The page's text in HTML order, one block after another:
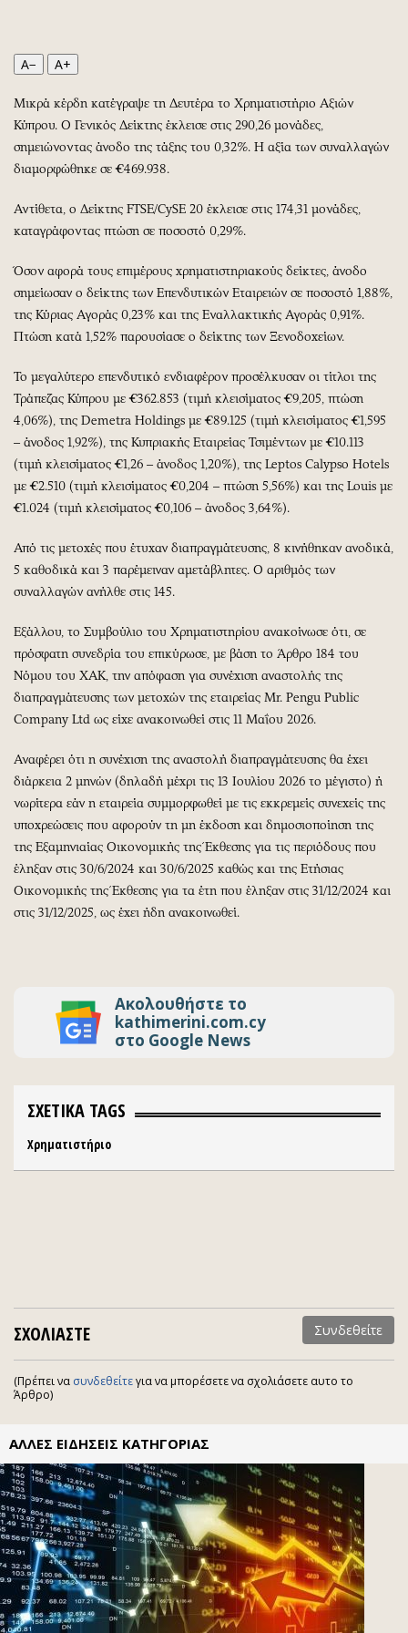
Κόσμος
Πολιτισμός
Σινεμά
Θέατρο-Χορός
Εικαστικά
Βιβλίο
Χειρόγραφα
Εκπομπές
Wine routes
Προσφορές
Προσωπικότητες στην ''Κ''
Επιστολές
A− A+
Μικρά κέρδη κατέγραψε τη Δευτέρα το Χρηματιστήριο Αξιών
Κύπρου. Ο Γενικός Δείκτης έκλεισε στις 290,26 μονάδες,
σημειώνοντας άνοδο της τάξης του 0,32%. Η αξία των συναλλαγών
διαμορφώθηκε σε €469.938.
Αντίθετα, ο Δείκτης FTSE/CySE 20 έκλεισε στις 174,31 μονάδες,
καταγράφοντας πτώση σε ποσοστό 0,29%.
Όσον αφορά τους επιμέρους χρηματιστηριακούς δείκτες, άνοδο
σημείωσαν ο δείκτης των Επενδυτικών Εταιρειών σε ποσοστό 1,88%,
της Κύριας Αγοράς 0,23% και της Εναλλακτικής Αγοράς 0,91%.
Πτώση κατά 1,52% παρουσίασε ο δείκτης των Ξενοδοχείων.
Το μεγαλύτερο επενδυτικό ενδιαφέρον προσέλκυσαν οι τίτλοι της
Τράπεζας Κύπρου με €362.853 (τιμή κλεισίματος €9,205, πτώση
4,06%), της Demetra Holdings με €89.125 (τιμή κλεισίματος €1,595
– άνοδος 1,92%), της Κυπριακής Εταιρείας Τσιμέντων με €10.113
(τιμή κλεισίματος €1,26 – άνοδος 1,20%), της Leptos Calypso Hotels
με €2.510 (τιμή κλεισίματος €0,204 – πτώση 5,56%) και της Louis με
€1.024 (τιμή κλεισίματος €0,106 – άνοδος 3,64%).
Από τις μετοχές που έτυχαν διαπραγμάτευσης, 8 κινήθηκαν ανοδικά,
5 καθοδικά και 3 παρέμειναν αμετάβλητες. Ο αριθμός των
συναλλαγών ανήλθε στις 145.
Εξάλλου, το Συμβούλιο του Χρηματιστηρίου ανακοίνωσε ότι, σε
πρόσφατη συνεδρία του επικύρωσε, με βάση το Άρθρο 184 του
Νόμου του ΧΑΚ, την απόφαση για συνέχιση αναστολής της
διαπραγμάτευσης των μετοχών της εταιρείας Mr. Pengu Public
Company Ltd ως είχε ανακοινωθεί στις 11 Μαΐου 2026.
Αναφέρει ότι η συνέχιση της αναστολή διαπραγμάτευσης θα έχει
διάρκεια 2 μηνών (δηλαδή μέχρι τις 13 Ιουλίου 2026 το μέγιστο) ή
νωρίτερα εάν η εταιρεία συμμορφωθεί με τις εκκρεμείς συνεχείς της
υποχρεώσεις που αφορούν τη μη έκδοση και δημοσιοποίηση της
της Εξαμηνιαίας Οικονομικής της Έκθεσης για τις περιόδους που
έληξαν στις 30/6/2024 και 30/6/2025 καθώς και της Ετήσιας
Οικονομικής της Έκθεσης για τα έτη που έληξαν στις 31/12/2024 και
στις 31/12/2025, ως έχει ήδη ανακοινωθεί.
Ακολουθήστε το
kathimerini.com.cy
στο Google News
ΣΧΕΤΙΚΑ TAGS
Χρηματιστήριο
ΣΧΟΛΙΑΣΤΕ Συνδεθείτε
(Πρέπει να συνδεθείτεγια να μπορέσετε να σχολιάσετε αυτο το
Άρθρο)
ΑΛΛΕΣ ΕΙΔΗΣΕΙΣ ΚΑΤΗΓΟΡΙΑΣ